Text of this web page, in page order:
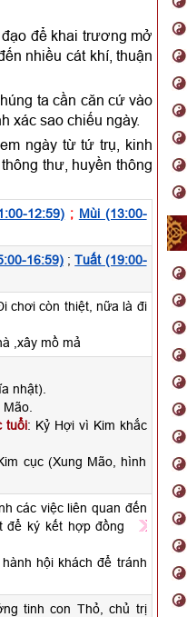
để khai trương mở
nhiều cát khí, thuận
ta cần căn cứ vào
xác sao chiếu ngày.
ngày từ tứ trụ, kinh
thư, huyền thông
12:59) ; Mùi (13:00-
16:59);Tuất (19:00-
chơi còn thiệt, nữa là đi
,xây mồ mả
nhật).
tuổi: Kỷ Hợi vì Kim khắc
cục (Xung Mão, hình
các việc liên quan đến
để ký kết hợp đồng
hội khách để tránh
tinh con Thỏ, chủ trị